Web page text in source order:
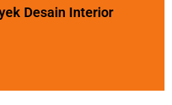
Desain Interior